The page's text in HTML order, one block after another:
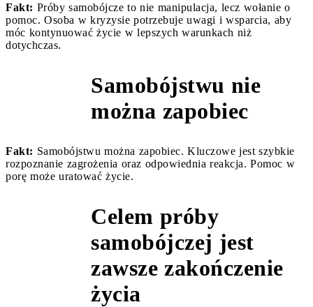
Fakt: Próby samobójcze to nie manipulacja, lecz wołanie o
pomoc. Osoba w kryzysie potrzebuje uwagi i wsparcia, aby
móc kontynuować życie w lepszych warunkach niż
dotychczas.
Samobójstwu nie
można zapobiec
Fakt: Samobójstwu można zapobiec. Kluczowe jest szybkie
rozpoznanie zagrożenia oraz odpowiednia reakcja. Pomoc w
porę może uratować życie.
Celem próby
samobójczej jest
zawsze zakończenie
życia